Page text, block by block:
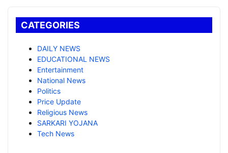
CATEGORIES
DAILY NEWS
EDUCATIONAL NEWS
Entertainment
National News
Politics
Price Update
Religious News
SARKARI YOJANA
Tech News